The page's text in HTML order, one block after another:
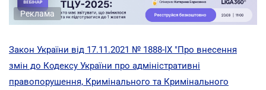
Реклама
Закон України від 17.11.2021 № 1888-IX "Про внесення
змін до Кодексу України про адміністративні
правопорушення, Кримінального та Кримінального